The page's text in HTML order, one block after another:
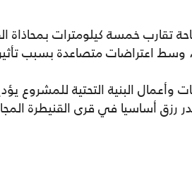
تقارب خمسة كيلومترات بمحاذاة
اعتراضات متصاعدة بسبب
وأعمال البنية التحتية للمشروع
رزق أساسيا في قرى القنيطرة